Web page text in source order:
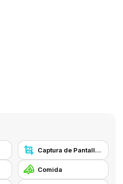
Captura de Pantalla Y8
Comida